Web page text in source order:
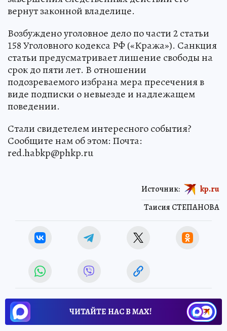
вернут законной владелице.
Возбуждено уголовное дело по части 2 статьи
158 Уголовного кодекса РФ («Кража»). Санкция
статьи предусматривает лишение свободы на
срок до пяти лет. В отношении
подозреваемого избрана мера пресечения в
виде подписки о невыезде и надлежащем
поведении.
Стали свидетелем интересного события?
Сообщите нам об этом: Почта:
red.habkp@phkp.ru
Таисия СТЕПАНОВА
Источник: kp.ru
ЧИТАЙТЕ НАС В МАХ!